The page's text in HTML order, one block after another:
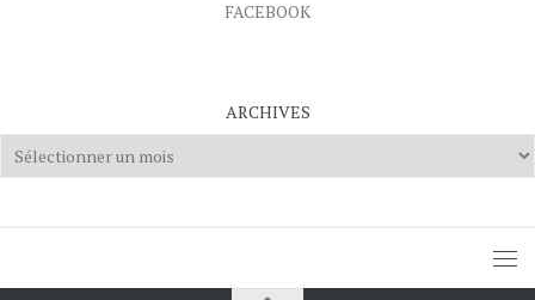
FACEBOOK
ARCHIVES
Archives